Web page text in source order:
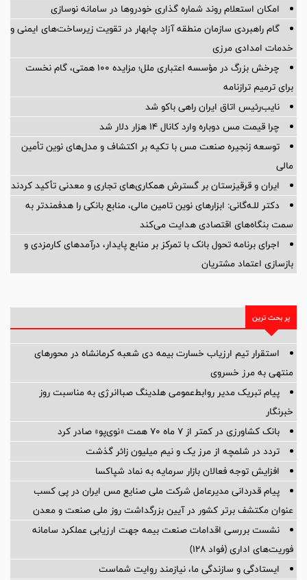
امکان استعلام روند شماره گذاری خودروها در سامانه نوسازی
گام راهبردی سازمان منطقه آزاد چابهار در تقویت زیرساخت‌های ایمنی و
خدمات امدادی مرزی
چرخش بزرگ در مؤسسه اعتباری ملل؛ مزایده ۱۰۰ همتی، گام نخست
برای ترمیم ترازنامه
نایب‌رئیس اتاق ایران راهی باکو شد
چرا قیمت مس دوباره وارد کانال ۱۴ هزار دلار شد
توسعه زنجیره صنعت مس با تکیه بر اکتشاف و مدل‌های نوین تأمین
مالی
ایران و قرقیزستان بر گسترش همکاری‌های تجاری و معدنی تأکید کردند
دکتر للـه‌گانی: ابزارهای نوین تامین مالی، منابع بانکی را هدفمندتر به
سمت بنگاه‌های اقتصادی هدایت می‌کند
اجرای برنامه تحول بانک با تمرکز بر منابع پایدار، درآمدهای کارمزدی و
بازسازی اعتماد مشتریان
پر بحث ترین
استقرار تیم ارزیاب خسارت بیمه دی شعبه کرمانشاه در محورهای
منتهی به مرز خسروی
پیام تبریک مدیر روابط‌عمومی هلدینگ صباانرژی به مناسبت روز
خبرنگار
بانک کشاورزی در کمتر از ۷ ماه ۷۰ همت «نوی‌پو» صادر کرد
تردد در شلمچه از مرز یک و نیم میلیون زائر گذشت
افزایش توجه فعالان بازار سرمایه به نماد شپاکسا
پیام قدردانی مدیرعامل شرکت ملی صنایع مس ایران در پی کسب
عنوان مکتشف برتر کشور در آیین بزرگداشت روز ملی صنعت و معدن
نشست بررسی اقدامات صنعت بیمه جهت ارزیابی عملکرد سامانه
فوریت‌های اداری (فواد ۱۲۸)
ایستادگی و سازندگی ما، نیازمند روایت شماست